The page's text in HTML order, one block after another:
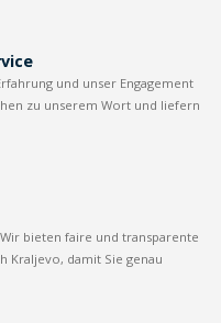
und unser Engagement
zu unserem Wort und liefern
bieten faire und transparente
Kraljevo, damit Sie genau